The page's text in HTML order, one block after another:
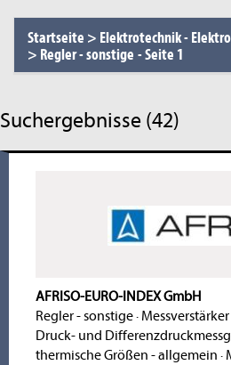
Startseite > Elektrotechnik -
> Regler - sonstige -Seite 1
Suchergebnisse (42)
AFRISO-EURO-INDEX GmbH
Regler - sonstige·
Druck- und
thermische Größen - allgemein ·